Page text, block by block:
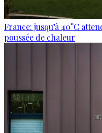
France: jusqu’à 40°C
poussée de chaleur